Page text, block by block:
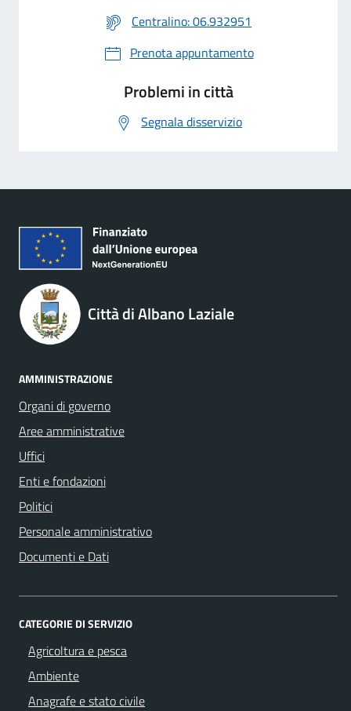
Centralino: 06.932951
Prenota appuntamento
Problemi in città
Segnala disservizio
Città di Albano Laziale
AMMINISTRAZIONE
Organi di governo
Aree amministrative
Uffici
Enti e fondazioni
Politici
Personale amministrativo
Documenti e Dati
CATEGORIE DI SERVIZIO
Agricoltura e pesca
Ambiente
Anagrafe e stato civile